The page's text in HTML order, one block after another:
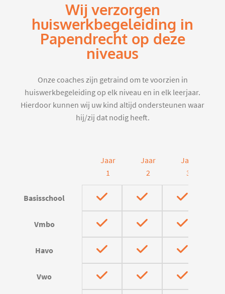
Wij verzorgen
huiswerkbegeleiding in
Papendrecht op deze
niveaus
Onze coaches zijn getraind om te voorzien in
huiswerkbegeleiding op elk niveau en in elk leerjaar.
Hierdoor kunnen wij uw kind altijd ondersteunen waar
hij/zij dat nodig heeft.
Jaar
1
Jaar
2
Jaar
3
Basisschool
Vmbo
Havo
Vwo